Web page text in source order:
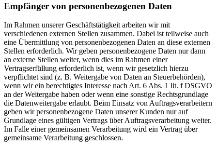
Empfänger von personenbezogenen Daten
Im Rahmen unserer Geschäftstätigkeit arbeiten wir mit
verschiedenen externen Stellen zusammen. Dabei ist teilweise auch
eine Übermittlung von personenbezogenen Daten an diese externen
Stellen erforderlich. Wir geben personenbezogene Daten nur dann
an externe Stellen weiter, wenn dies im Rahmen einer
Vertragserfüllung erforderlich ist, wenn wir gesetzlich hierzu
verpflichtet sind (z. B. Weitergabe von Daten an Steuerbehörden),
wenn wir ein berechtigtes Interesse nach Art. 6 Abs. 1 lit. f DSGVO
an der Weitergabe haben oder wenn eine sonstige Rechtsgrundlage
die Datenweitergabe erlaubt. Beim Einsatz von Auftragsverarbeitern
geben wir personenbezogene Daten unserer Kunden nur auf
Grundlage eines gültigen Vertrags über Auftragsverarbeitung weiter.
Im Falle einer gemeinsamen Verarbeitung wird ein Vertrag über
gemeinsame Verarbeitung geschlossen.